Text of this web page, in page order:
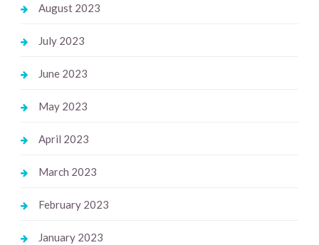
August 2023
July 2023
June 2023
May 2023
April 2023
March 2023
February 2023
January 2023